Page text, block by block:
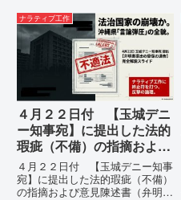
（EMRIP）の各会合において行
われた、沖縄・琉球の先住民族指
定、PFAS（有機フッ素化合物）
問題、米軍基地、伝統文化（...
ナラティブ工作
４月２２日付 【玉城デニ
ー知事宛】に提出した法的
瑕疵（不備）の指摘および
意見陳述書（弁明書）提出
の留保の通告
４月２２日付 【玉城デニー知事
宛】に提出した法的瑕疵（不備）
の指摘および意見陳述書（弁明